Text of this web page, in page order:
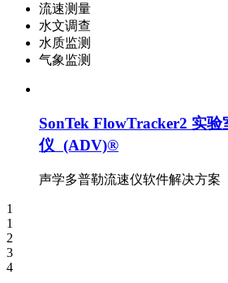
流速测量
水文调查
水质监测
气象监测
SonTek FlowTracker2 实
仪 (ADV)®
声学多普勒流速仪软件解决方案
1
1
2
3
4